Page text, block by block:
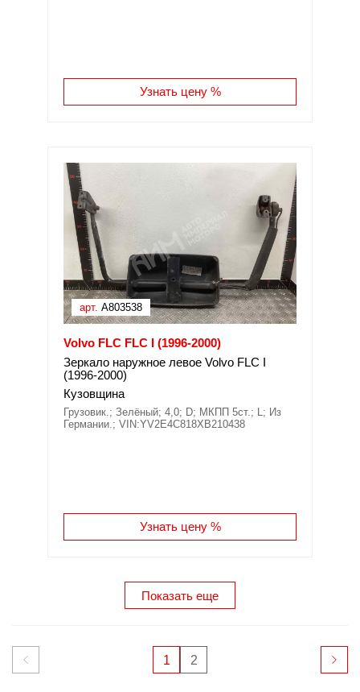
Узнать цену %
арт. A803538
Volvo FLC FLC I (1996-2000)
Зеркало наружное левое Volvo FLC I
(1996-2000)
Кузовщина
Грузовик.; Зелёный; 4,0; D; МКПП 5ст.; L; Из
Германии.; VIN:YV2E4C818XB210438
Узнать цену %
Показать еще
1 2